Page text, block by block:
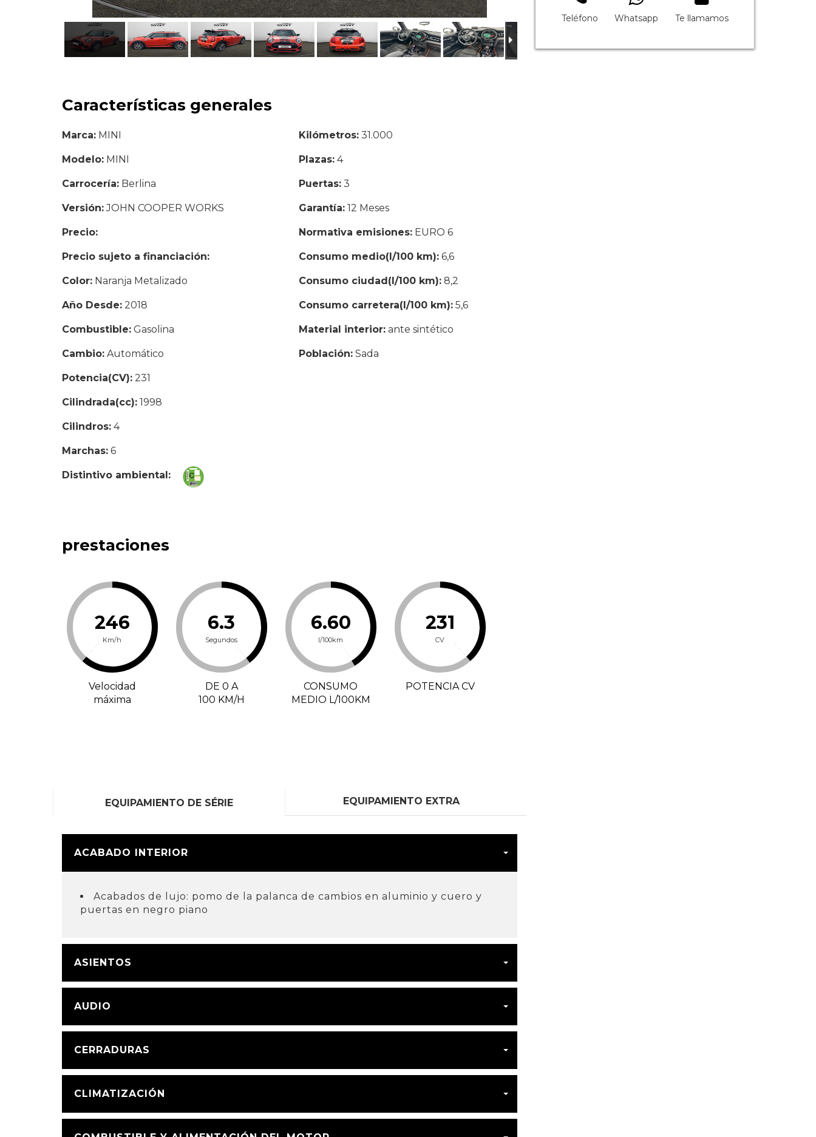
Características generales
Marca: MINI
Modelo: MINI
Carrocería: Berlina
Versión:JOHN COOPER WORKS
Precio:
Precio sujeto a financiación:
Color: Naranja Metalizado
Año Desde: 2018
Combustible: Gasolina
Cambio: Automático
Potencia(CV): 231
Cilindrada(cc): 1998
Cilindros: 4
Marchas: 6
Kilómetros: 31.000
Plazas: 4
Puertas: 3
Garantía: 12 Meses
Normativa emisiones: EURO 6
Consumo medio(l/100 km): 6,6
Consumo ciudad(l/100 km): 8,2
Consumo carretera(l/100 km): 5,6
Material interior: ante sintético
Población: Sada
Distintivo ambiental:
prestaciones
246
Km/h
Velocidad
máxima
6.3
Segundos
DE 0 A
100 KM/H
6.60
l/100km
CONSUMO
MEDIO L/100KM
231
CV
POTENCIA CV
EQUIPAMIENTO DE SÉRIE EQUIPAMIENTO EXTRA
ACABADO INTERIOR
Acabados de lujo: pomo de la palanca de cambios en aluminio y cuero y
puertas en negro piano
ASIENTOS
AUDIO
CERRADURAS
CLIMATIZACIÓN
Teléfono Whatsapp Te llamamos